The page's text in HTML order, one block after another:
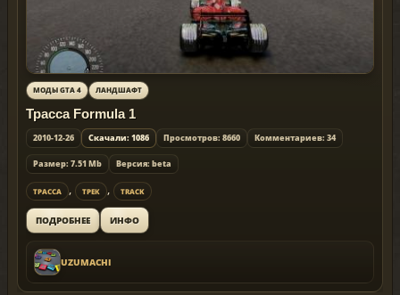
МОДЫ GTA 4 ЛАНДШАФТ
Трасса Formula 1
2010-12-26 Скачали: 1086 Просмотров: 8660 Комментариев: 34
Размер: 7.51 Mb Версия: beta
ТРАССА , ТРЕК , TRACK
ПОДРОБНЕЕ ИНФО
UZUMACHI